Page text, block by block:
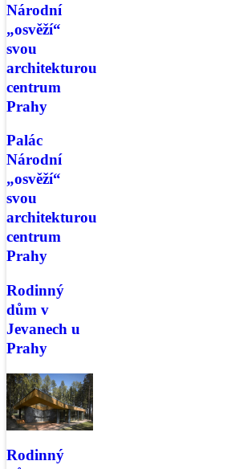
Národní
„osvěží“
svou
architekturou
centrum
Prahy
Palác
Národní
„osvěží“
svou
architekturou
centrum
Prahy
Rodinný
dům v
Jevanech u
Prahy
Rodinný